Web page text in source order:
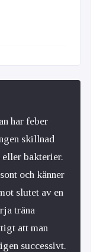
har feber
skillnad
bakterier.
och känner
slutet av en
träna
att man
successivt.